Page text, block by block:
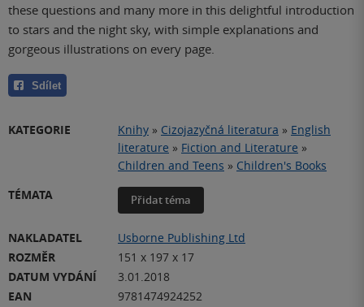
these questions and many more in this delightful introduction
to stars and the night sky, with simple explanations and
gorgeous illustrations on every page.
Sdílet
KATEGORIE Knihy » Cizojazyčná literatura » English
literature » Fiction and Literature »
Children and Teens » Children's Books
TÉMATA
Přidat téma
NAKLADATEL
Usborne Publishing Ltd
ROZMĚR
151 x 197 x 17
DATUM VYDÁNÍ
3.01.2018
EAN
9781474924252